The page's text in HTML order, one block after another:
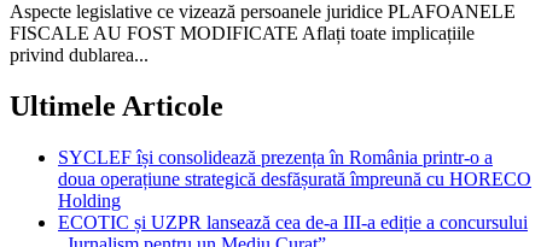
Aspecte legislative ce vizează persoanele juridice PLAFOANELE
FISCALE AU FOST MODIFICATE Aflați toate implicațiile
privind dublarea...
Ultimele Articole
SYCLEF își consolidează prezența în România printr-o a
doua operațiune strategică desfășurată împreună cu HORECO
Holding
ECOTIC și UZPR lansează cea de-a III-a ediție a concursului